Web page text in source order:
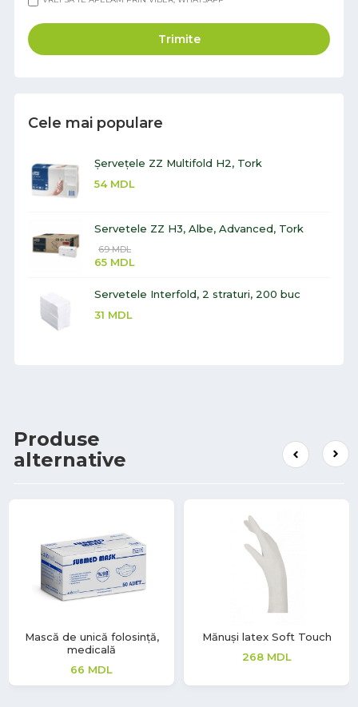
Trimite
Cele mai populare
Șervețele ZZ Multifold H2, Tork
54 MDL
Servetele ZZ H3, Albe, Advanced, Tork
69MDL
65 MDL
Servetele Interfold, 2 straturi, 200 buc
31 MDL
Produse
alternative
Mască de unică folosință,
medicală
66 MDL
Mănuși latex Soft Touch
268 MDL